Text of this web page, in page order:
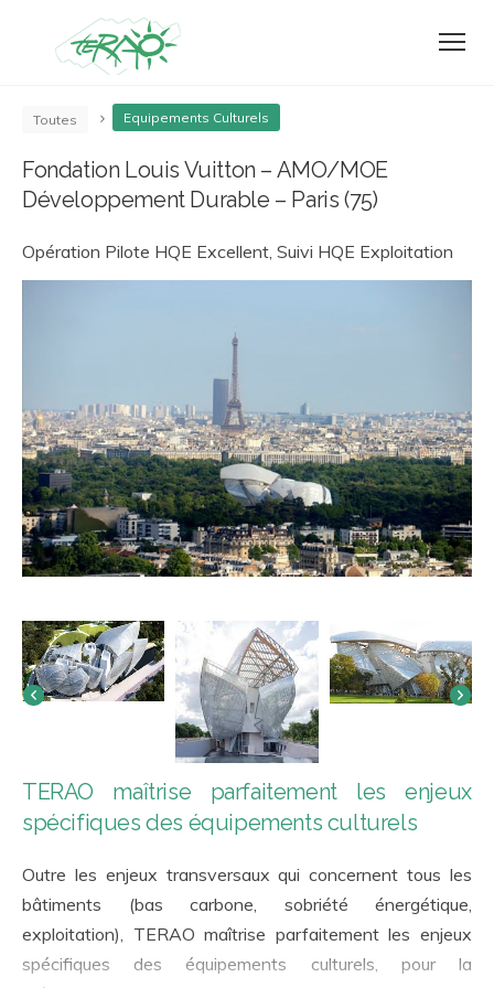
Toutes Equipements Culturels
Fondation Louis Vuitton – AMO/MOE
Développement Durable – Paris (75)
Opération Pilote HQE Excellent, Suivi HQE Exploitation
TERAO maîtrise parfaitement les enjeux
spécifiques des équipements culturels
Outre les enjeux transversaux qui concernent tous les
bâtiments (bas carbone, sobriété énergétique,
exploitation), TERAO maîtrise parfaitement les enjeux
spécifiques des équipements culturels, pour la